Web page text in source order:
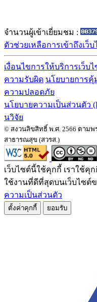
จำนวนผู้เข้าเยี่ยมชม :
ตัวช่วยเหลือการเข้าถึงเว็
เงื่อนไขการให้บริการเว็บ
ความรับผิด นโยบายการ
ความปลอดภัย
นโยบายความเป็นส่วนตัว
นวิจัย
© สงวนลิขสิทธิ์ พ.ศ. 2566 ตาม
สาธารณสุข (สวรส.)
เว็บไซต์นี้ใช้คุกกี้ เราใช้คุ
ใช้งานที่ดีที่สุดบนเว็บไซต์
ความเป็นส่วนตัว
ตั้งค่่าคุกกี้ ยอมรับ